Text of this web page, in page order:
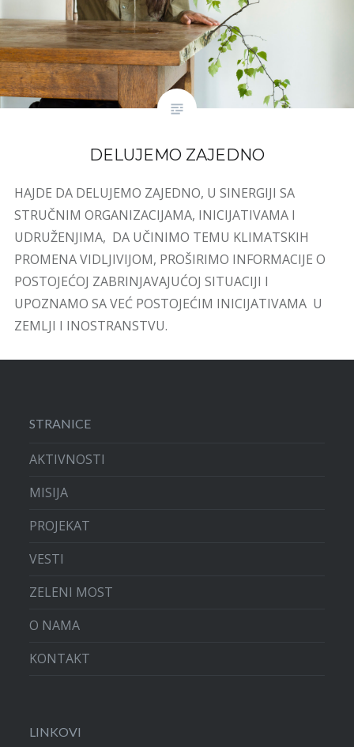
DELUJEMO ZAJEDNO
HAJDE DA DELUJEMO ZAJEDNO, U SINERGIJI SA
STRUČNIM ORGANIZACIJAMA, INICIJATIVAMA I
UDRUŽENJIMA, DA UČINIMO TEMU KLIMATSKIH
PROMENA VIDLJIVIJOM, PROŠIRIMO INFORMACIJE O
POSTOJEĆOJ ZABRINJAVAJUĆOJ SITUACIJI I
UPOZNAMO SA VEĆ POSTOJEĆIM INICIJATIVAMA U
ZEMLJI I INOSTRANSTVU.
STRANICE
AKTIVNOSTI
MISIJA
PROJEKAT
VESTI
ZELENI MOST
O NAMA
KONTAKT
LINKOVI